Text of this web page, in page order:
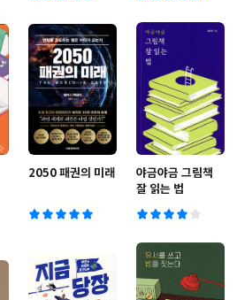
2050 패권의 미래
야금야금 그림책
잘 읽는 법